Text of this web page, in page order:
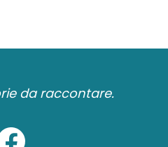
da raccontare.